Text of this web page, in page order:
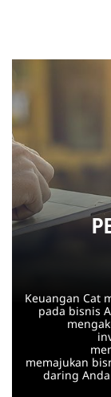
Keuangan Cat
pada bisnis
memajukan
daring